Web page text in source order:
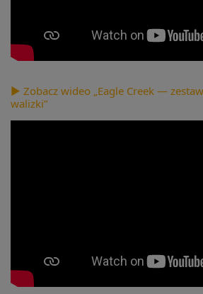
▶ Zobacz wideo „Eagle Creek —
walizki”